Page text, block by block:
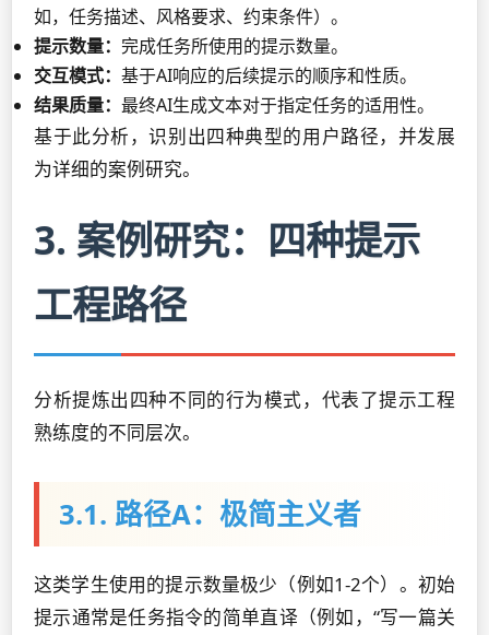
如，任务描述、风格要求、约束条件）。
提示数量： 完成任务所使用的提示数量。
交互模式： 基于AI响应的后续提示的顺序和性质。
结果质量： 最终AI生成文本对于指定任务的适用性。
基于此分析，识别出四种典型的用户路径，并发展
为详细的案例研究。
3. 案例研究：四种提示
工程路径
分析提炼出四种不同的行为模式，代表了提示工程
熟练度的不同层次。
3.1. 路径A：极简主义者
这类学生使用的提示数量极少（例如1-2个）。初始
提示通常是任务指令的简单直译（例如，“写一篇关